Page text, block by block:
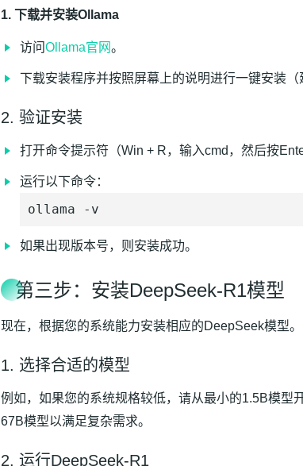
1. 下载并安装Ollama
访问Ollama官网。
下载安装程序并按照屏幕上的说明进行一键安装（
2. 验证安装
打开命令提示符（Win + R，输入cmd，然后按
运行以下命令：
ollama -v
如果出现版本号，则安装成功。
第三步：安装DeepSeek-R1模型
现在，根据您的系统能力安装相应的DeepSeek模型。
1. 选择合适的模型
例如，如果您的系统规格较低，请从最小的1.5B模型
67B模型以满足复杂需求。
2. 运行DeepSeek-R1